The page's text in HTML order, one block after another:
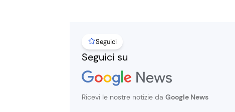
Seguici
Seguici su
Ricevi le nostre notizie da Google News